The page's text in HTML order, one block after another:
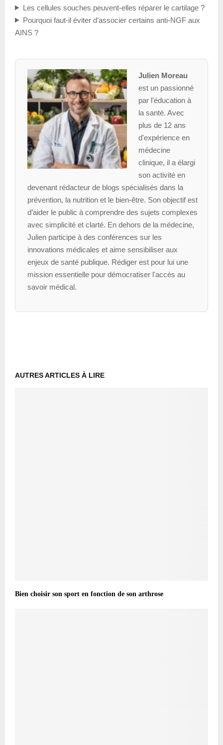
Les cellules souches peuvent-elles réparer le cartilage ?
Pourquoi faut-il éviter d’associer certains anti-NGF aux
AINS ?
Julien Moreau
est un passionné
par l'éducation à
la santé. Avec
plus de 12 ans
d'expérience en
médecine
clinique, il a élargi
son activité en
devenant rédacteur de blogs spécialisés dans la
prévention, la nutrition et le bien-être. Son objectif est
d’aider le public à comprendre des sujets complexes
avec simplicité et clarté. En dehors de la médecine,
Julien participe à des conférences sur les
innovations médicales et aime sensibiliser aux
enjeux de santé publique. Rédiger est pour lui une
mission essentielle pour démocratiser l'accès au
savoir médical.
AUTRES ARTICLES À LIRE
Bien choisir son sport en fonction de son arthrose